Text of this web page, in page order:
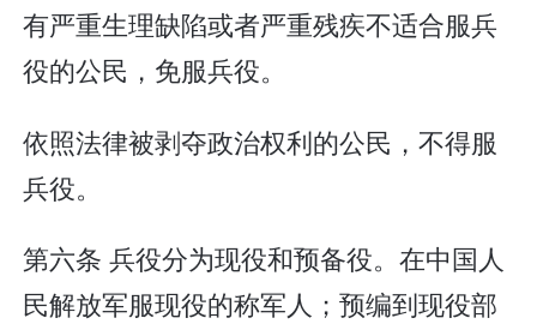
有严重生理缺陷或者严重残疾不适合服兵
役的公民，免服兵役。
依照法律被剥夺政治权利的公民，不得服
兵役。
第六条 兵役分为现役和预备役。在中国人
民解放军服现役的称军人；预编到现役部